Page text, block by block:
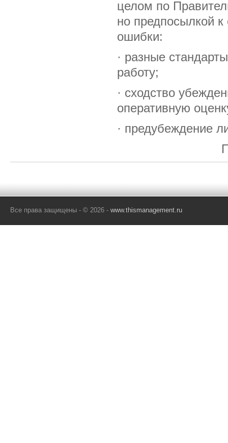
целом по
но предпосылкой
ошибки:
· разные
работу;
· сходство
оперативную
· предубеждение
Все права защищены - © 2026 - www.thismanagement.ru